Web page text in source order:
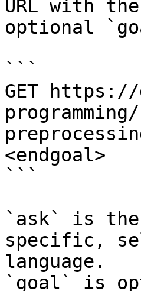
URL with
optional
```
GET https://
<endgoal>
```
`ask` is the
specific,
language.
`goal` is